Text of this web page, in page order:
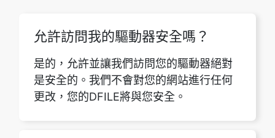
是的，允許並讓我們訪問您的驅動器絕對
是安全的。我們不會對您的網站進行任何
更改，您的DFILE將與您安全。